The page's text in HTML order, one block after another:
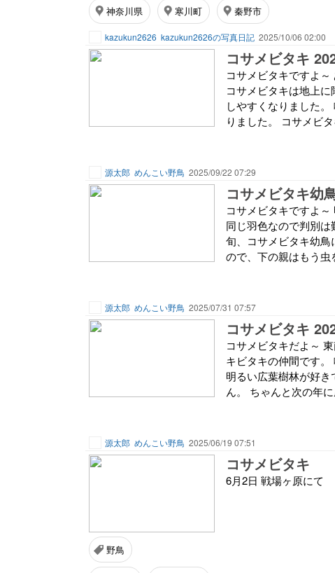
神奈川県 寒川町 秦野市
kazukun2626 kazukun2626の写真日記 2025/10/06 02:00
コサメビタキ
コサメビタキですよ～
コサメビタキは地上
しやすくなりました
りました。 コサメビ
源太郎 めんこい野鳥 2025/09/22 07:29
コサメビタキ幼
コサメビタキですよ
同じ羽色なので判別
旬、コサメビタキ幼
ので、下の親はもう
源太郎 めんこい野鳥 2025/07/31 07:57
コサメビタキ
コサメビタキだよ～
キビタキの仲間です。
明るい広葉樹林が好
ん。 ちゃんと次の年
源太郎 めんこい野鳥 2025/06/19 07:51
コサメビタキ
6月2日 戦場ヶ原にて
野鳥